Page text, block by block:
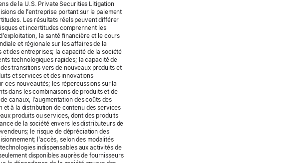
de la U.S. Private Securities Litigation
de l’entreprise portant sur le paiement
Les résultats réels peuvent différer
et incertitudes comprennent les
la santé financière et le cours
et régionale sur les affaires de la
et des entreprises; la capacité de la société
technologiques rapides; la capacité de
transitions vers de nouveaux produits et
et services et des innovations
ces nouveautés; les répercussions sur la
dans les combinaisons de produits et de
canaux, l’augmentation des coûts des
et à la distribution de contenu des services
produits ou services, dont des produits
de la société envers les distributeurs de
le risque de dépréciation des
l’accès, selon des modalités
indispensables aux activités de
disponibles auprès de fournisseurs